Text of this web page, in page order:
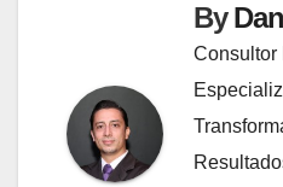
By
Consultor